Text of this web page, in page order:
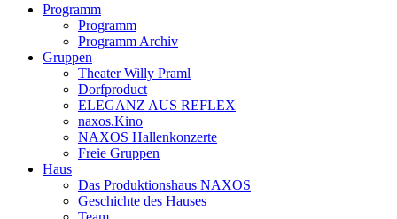
Programm
Programm
Programm Archiv
Gruppen
Theater Willy Praml
Dorfproduct
ELEGANZ AUS REFLEX
naxos.Kino
NAXOS Hallenkonzerte
Freie Gruppen
Haus
Das Produktionshaus NAXOS
Geschichte des Hauses